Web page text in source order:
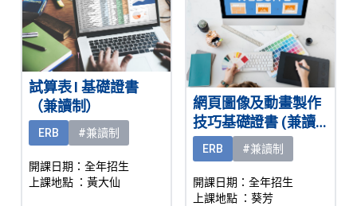
試算表 I 基礎證書
（兼讀制）
ERB #兼讀制
開課日期：全年招生
上課地點 ：黃大仙
網頁圖像及動畫製作
技巧基礎證書 (兼讀
制)ERB #兼讀制
開課日期：全年招生
上課地點 ：葵芳